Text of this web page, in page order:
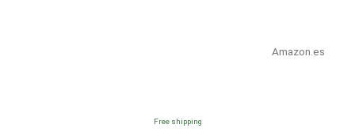
Amazon.es
Free shipping